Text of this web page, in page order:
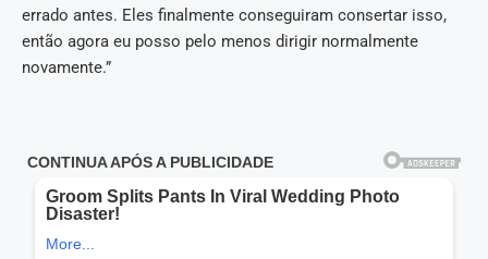
errado antes. Eles finalmente conseguiram consertar isso,
então agora eu posso pelo menos dirigir normalmente
novamente.”